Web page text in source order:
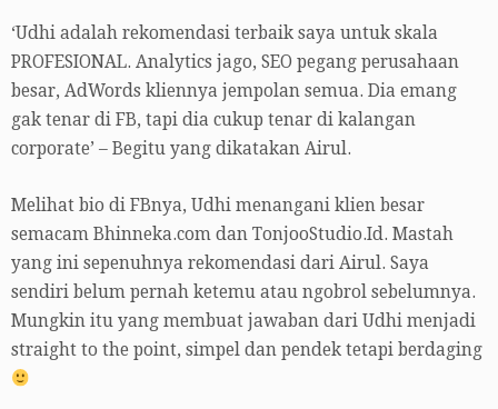
‘Udhi adalah rekomendasi terbaik saya untuk skala
PROFESIONAL. Analytics jago, SEO pegang perusahaan
besar, AdWords kliennya jempolan semua. Dia emang
gak tenar di FB, tapi dia cukup tenar di kalangan
corporate’ – Begitu yang dikatakan Airul.
Melihat bio di FBnya, Udhi menangani klien besar
semacam Bhinneka.com dan TonjooStudio.Id. Mastah
yang ini sepenuhnya rekomendasi dari Airul. Saya
sendiri belum pernah ketemu atau ngobrol sebelumnya.
Mungkin itu yang membuat jawaban dari Udhi menjadi
straight to the point, simpel dan pendek tetapi berdaging